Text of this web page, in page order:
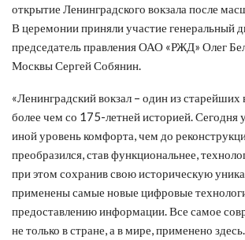
открытие Ленинградского вокзала после
В церемонии приняли участие генеральный
председатель правления ОАО «РЖД» Олег
Москвы Сергей Собянин.
«Ленинградский вокзал – один из старейших
более чем со 175-летней историей. Сегодня
иной уровень комфорта, чем до
преобразился, став функциональнее,
при этом сохранив свою историческую
применены самые новые цифровые
предоставлению информации. Все самое
не только в стране, а в мире, применено